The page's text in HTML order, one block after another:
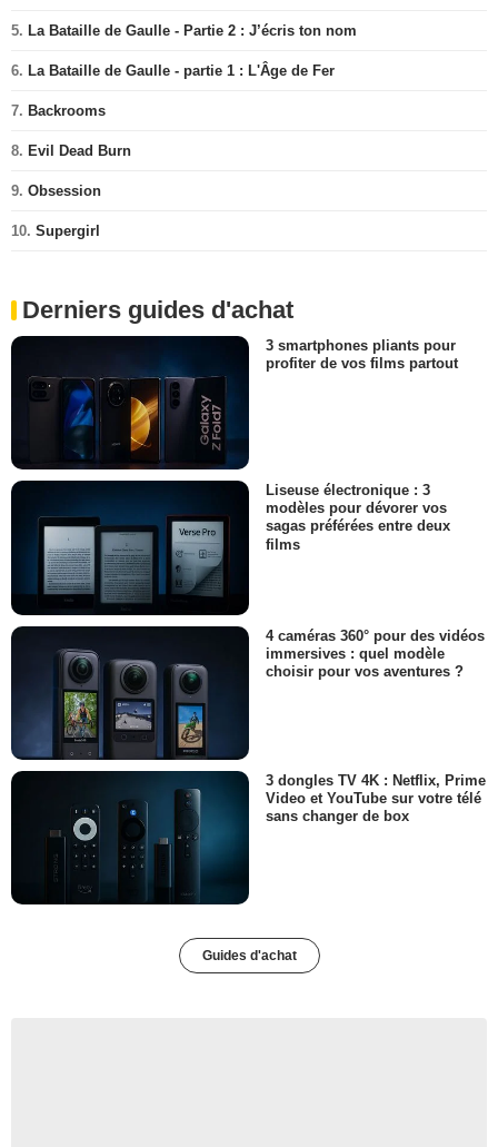
5. La Bataille de Gaulle - Partie 2 : J’écris ton nom
6. La Bataille de Gaulle - partie 1 : L'Âge de Fer
7. Backrooms
8. Evil Dead Burn
9. Obsession
10. Supergirl
Derniers guides d'achat
3 smartphones pliants pour
profiter de vos films partout
Liseuse électronique : 3
modèles pour dévorer vos
sagas préférées entre deux
films
4 caméras 360° pour des vidéos
immersives : quel modèle
choisir pour vos aventures ?
3 dongles TV 4K : Netflix, Prime
Video et YouTube sur votre télé
sans changer de box
Guides d'achat